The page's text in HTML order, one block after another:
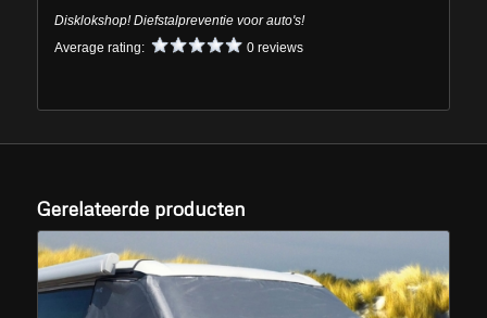
Disklokshop! Diefstalpreventie voor auto's!
Average rating:
0 reviews
Gerelateerde producten